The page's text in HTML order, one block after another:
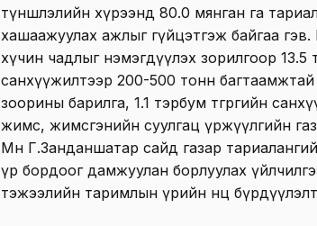
түншлэлийн хүрээнд 80.0 мянган га
хашаажуулах ажлыг гүйцэтгэж байгаа гэв.
хүчин чадлыг нэмэгдүүлэх зорилгоор 13.5
санхүүжилтээр 200-500 тонн
зоорины барилга, 1.1 тэрбум төгрөгийн
жимс, жимсгэнийн суулгац үржүүлгийн
Мөн Г.Занданшатар сайд газар тариалангийн
үр бордоог дамжуулан борлуулах
тэжээлийн таримлын үрийн нөөц